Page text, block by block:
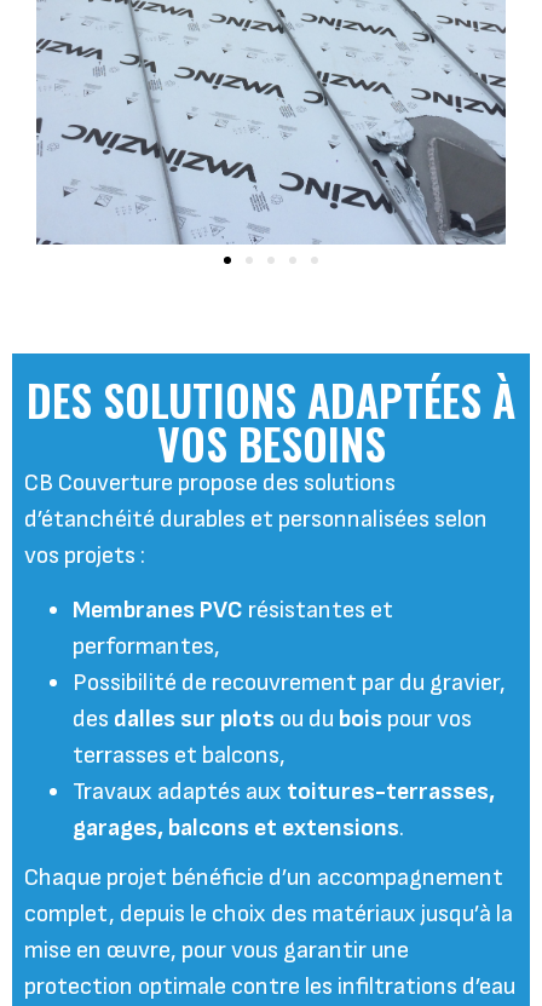
DES SOLUTIONS ADAPTÉES À
VOS BESOINS
CB Couverture propose des solutions
d’étanchéité durables et personnalisées selon
vos projets :
Membranes PVC résistantes et
performantes,
Possibilité de recouvrement par du gravier,
des dalles sur plots ou du bois pour vos
terrasses et balcons,
Travaux adaptés aux toitures-terrasses,
garages, balcons et extensions.
Chaque projet bénéficie d’un accompagnement
complet, depuis le choix des matériaux jusqu’à la
mise en œuvre, pour vous garantir une
protection optimale contre les infiltrations d’eau